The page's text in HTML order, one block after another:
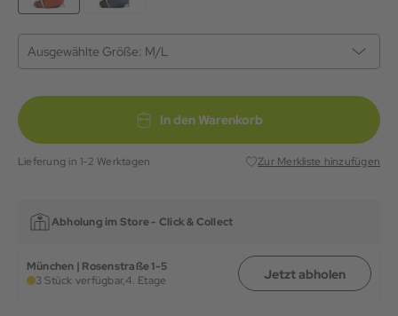
Ausgewählte Größe: M/L
In den Warenkorb
Lieferung in 1-2 Werktagen Zur Merkliste hinzufügen
Abholung im Store - Click & Collect
München | Rosenstraße 1-5
3 Stück verfügbar,4. Etage Jetzt abholen